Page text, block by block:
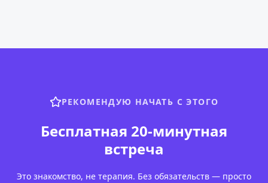
РЕКОМЕНДУЮ НАЧАТЬ С ЭТОГО
Бесплатная 20-минутная
встреча
Это знакомство, не терапия. Без обязательств — просто